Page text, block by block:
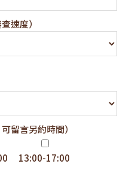
速度）
留言另約時間）
13:00-17:00